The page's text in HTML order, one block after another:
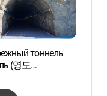
тоннель
(영도